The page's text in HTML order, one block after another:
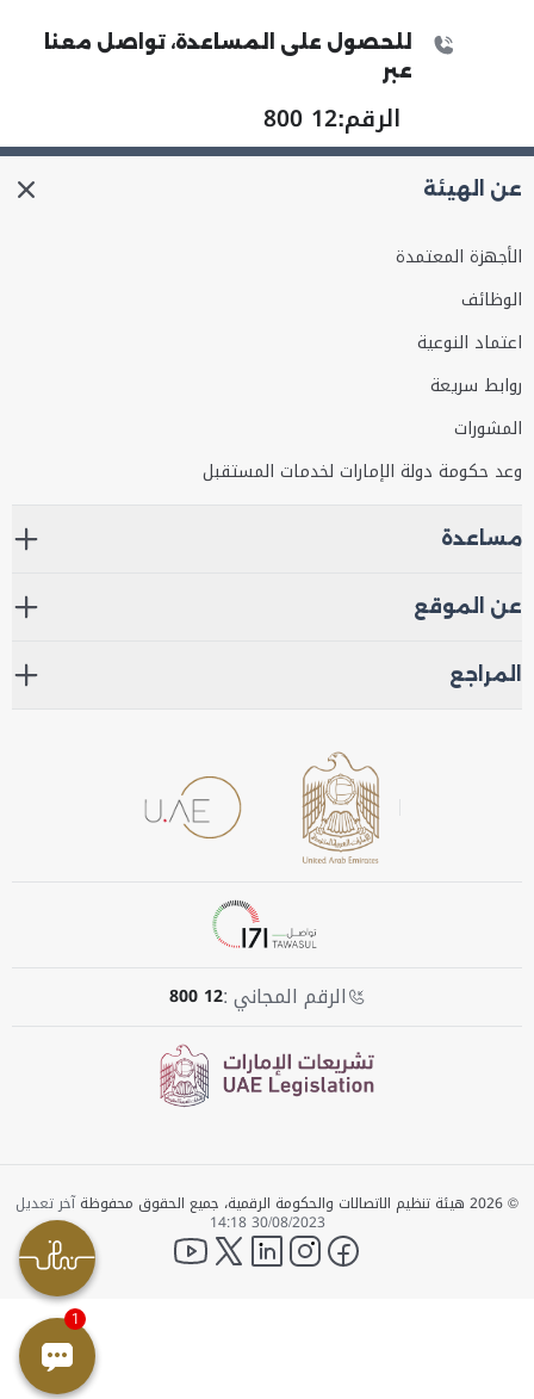
للحصول على المساعدة، تواصل معنا
عبر
الرقم:800 12
عن الهيئة
الأجهزة المعتمدة
الوظائف
اعتماد النوعية
روابط سريعة
المشورات
وعد حكومة دولة الإمارات لخدمات المستقبل
مساعدة
عن الموقع
المراجع
الرقم المجاني :800 12
© 2026 هيئة تنظيم الاتصالات والحكومة الرقمية، جميع الحقوق محفوظة آخر تعديل
30/08/2023 14:18
facebook
instagram
LinkedIn
twitter